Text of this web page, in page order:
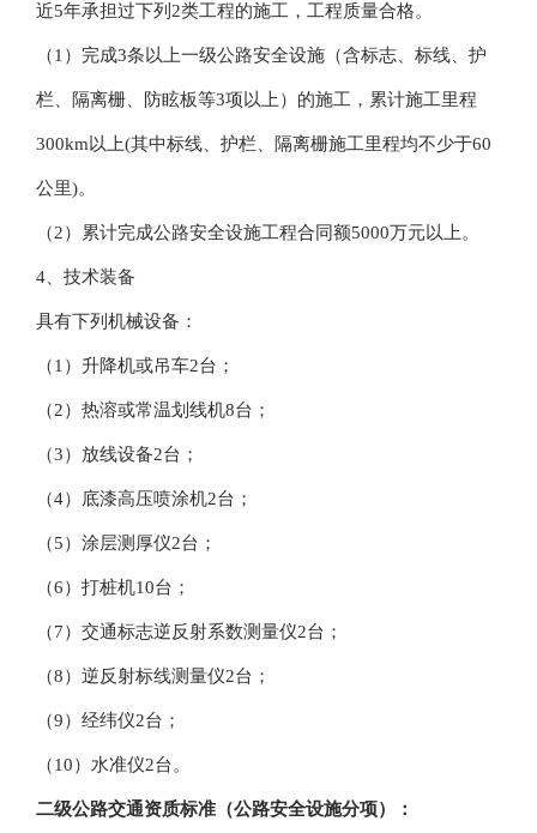
近5年承担过下列2类工程的施工，工程质量合格。
（1）完成3条以上一级公路安全设施（含标志、标线、护
栏、隔离栅、防眩板等3项以上）的施工，累计施工里程
300km以上(其中标线、护栏、隔离栅施工里程均不少于60
公里)。
（2）累计完成公路安全设施工程合同额5000万元以上。
4、技术装备
具有下列机械设备：
（1）升降机或吊车2台；
（2）热溶或常温划线机8台；
（3）放线设备2台；
（4）底漆高压喷涂机2台；
（5）涂层测厚仪2台；
（6）打桩机10台；
（7）交通标志逆反射系数测量仪2台；
（8）逆反射标线测量仪2台；
（9）经纬仪2台；
（10）水准仪2台。
二级公路交通资质标准（公路安全设施分项）：